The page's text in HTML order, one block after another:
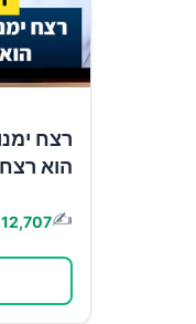
רצח
הוא
✍️
12,707